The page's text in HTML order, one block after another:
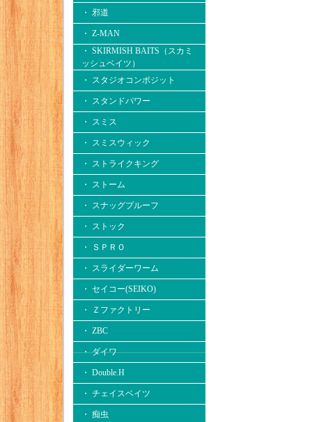
・ 邪道
・ Z-MAN
・ SKIRMISH BAITS（スカミ
ッシュベイツ）
・ スタジオコンポジット
・ スタンドパワー
・ スミス
・ スミスウィック
・ ストライクキング
・ ストーム
・ スナッグプルーフ
・ ストック
・ ＳＰＲＯ
・ スライダーワーム
・ セイコー(SEIKO)
・ Ｚファクトリー
・ ZBC
・ ダイワ
・ Double.H
・ チェイスベイツ
・ 痴虫